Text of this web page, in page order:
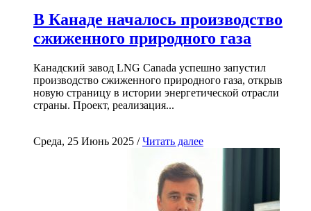
В Канаде началось производство
сжиженного природного газа
Канадский завод LNG Canada успешно запустил
производство сжиженного природного газа, открыв
новую страницу в истории энергетической отрасли
страны. Проект, реализация...
Среда, 25 Июнь 2025 /Читать далее